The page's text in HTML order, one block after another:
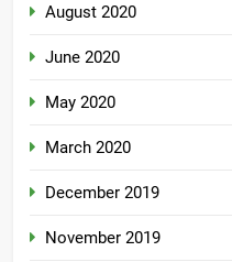
August 2020
June 2020
May 2020
March 2020
December 2019
November 2019